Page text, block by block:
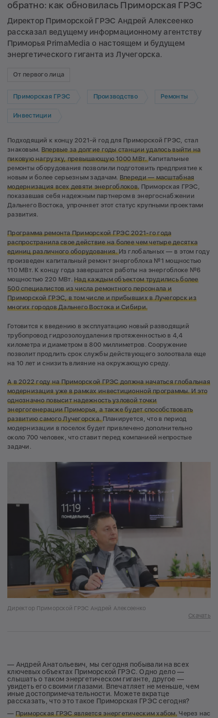
обратно: как обновилась Приморская ГРЭС
Директор Приморской ГРЭС Андрей Алексеенко
рассказал ведущему информационному агентству
Приморья PrimaMedia о настоящем и будущем
энергетического гиганта из Лучегорска.
От первого лица
Приморская ГРЭС Производство Ремонты
Инвестиции
Подходящий к концу 2021-й год для Приморской ГРЭС, стал
знаковым. Впервые за долгие годы станции удалось выйти на
пиковую нагрузку, превышающую 1000 МВт.Капитальные
ремонты оборудования позволили подготовить предприятие к
новым и более серьезным задачам. Впереди — масштабная
модернизация всех девяти энергоблоков. Приморская ГРЭС,
показавшая себя надежным партнером в энергоснабжении
Дальнего Востока, упрочняет этот статус крупными проектами
развития.
Программа ремонта Приморской ГРЭС 2021-го года
распространила свое действие на более чем четыре десятка
единиц различного оборудования.Из глобальных — в этом году
произведен капитальный ремонт энергоблока №1 мощностью
110 МВт. К концу года завершатся работы на энергоблоке №6
мощностью 220 МВт.Над каждым объектом трудились более
500 специалистов из числа ремонтного персонала и
Приморской ГРЭС, в том числе и прибывших в Лучегорск из
многих городов Дальнего Востока и Сибири.
Готовится к введению в эксплуатацию новый разводящий
трубопровод гидрозолоудаления протяженностью в 4,4
километра и диаметром в 800 миллиметров. Сооружение
позволит продлить срок службы действующего золоотвала еще
на 10 лет и снизить влияние на окружающую среду.
А в 2022 году на Приморской ГРЭС должна начаться глобальная
модернизация уже в рамках инвестиционной программы. И это
однозначно повысит надежность узловой точки
энергогенерации Приморья, а также будет способствовать
развитию самого Лучегорска.Планируется, что в период
модернизации в поселок будет привлечено дополнительно
около 700 человек, что ставит перед компанией непростые
задачи.
Директор Приморской ГРЭС Андрей Алексеенко
Скачать
— Андрей Анатольевич, мы сегодня побывали на всех
ключевых объектах Приморской ГРЭС. Одно дело —
слышать о таком энергетическом гиганте, другое —
увидеть его своими глазами. Впечатляет не меньше, чем
иные достопримечательности. Можете вкратце
рассказать, что это такое Приморская ГРЭС сегодня?
— Приморская ГРЭС является энергетическим хабом.Через нас